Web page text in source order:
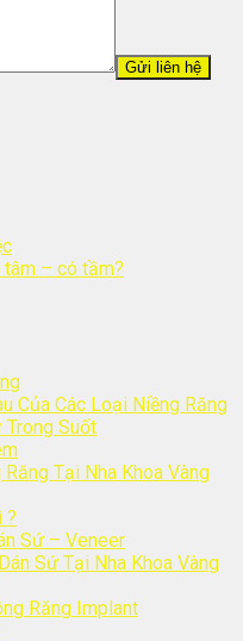
tâm – có tầm?
Của Các Loại Niềng Răng
Trong Suốt
Răng Tại Nha Khoa Vàng
?
Sứ – Veneer
Sứ Tại Nha Khoa Vàng
Răng Implant